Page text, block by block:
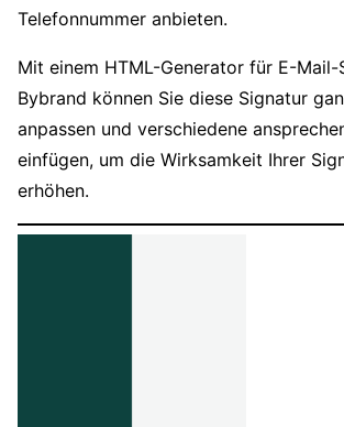
Telefonnummer anbieten.
Mit einem HTML-Generator für E-
Bybrand können Sie diese Signatur
anpassen und verschiedene
einfügen, um die Wirksamkeit Ihrer
erhöhen.